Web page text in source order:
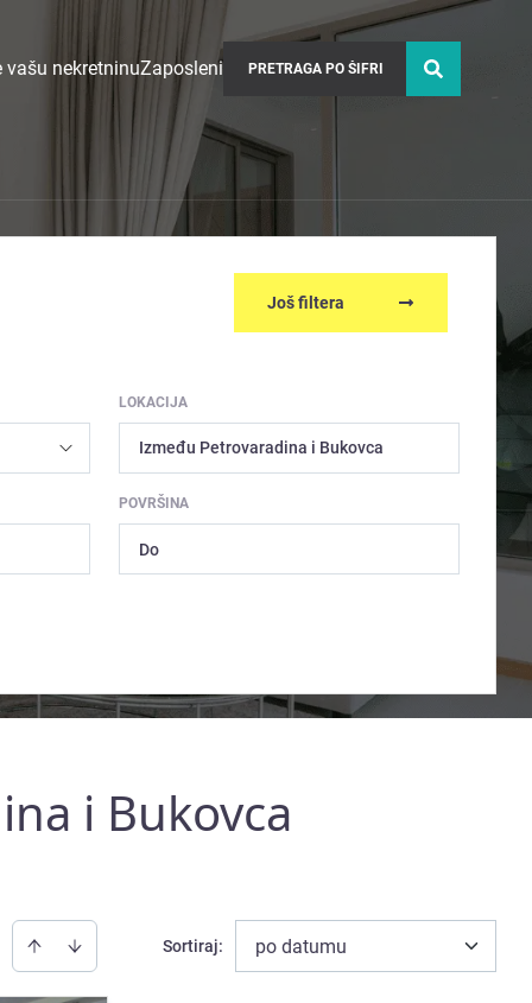
vašu nekretninuZaposleni
Još filtera
LOKACIJA
Između Petrovaradina i Bukovca
POVRŠINA
i Bukovca
Sortiraj: po datumu